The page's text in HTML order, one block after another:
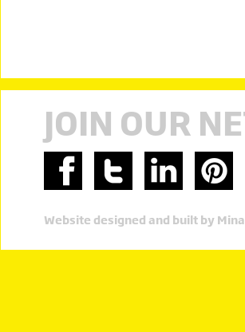
JOIN OUR
Website designed and built by